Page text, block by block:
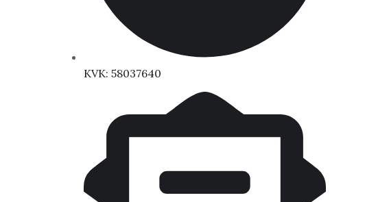
KVK: 58037640